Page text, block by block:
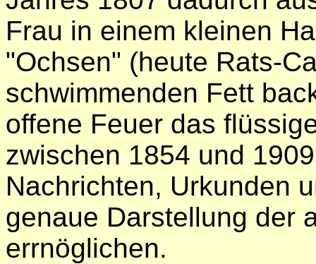
Frau in einem kleinen
"Ochsen" (heute Rats-
schwimmenden Fett
offene Feuer das
zwischen 1854 und
Nachrichten, Urkunden
genaue Darstellung der
errnöglichen.